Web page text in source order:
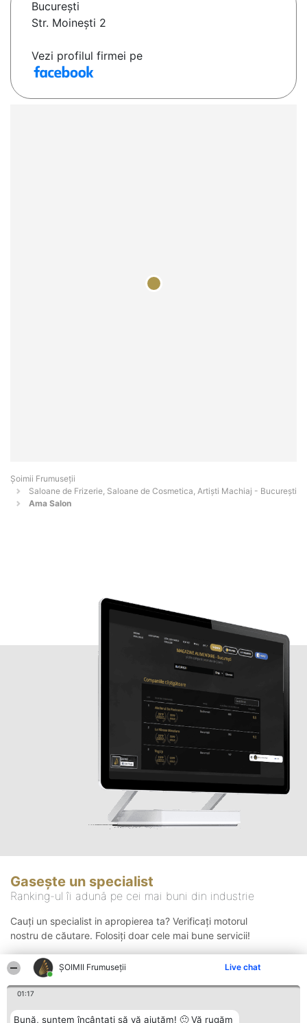
ȘOIMII Frumuseții Live chat
01:17
Bună, suntem încântați să vă ajutăm! 🙂 Vă rugăm
Bucureşti
Str. Moinești 2
Vezi profilul firmei pe
Șoimii Frumuseții
Saloane de Frizerie, Saloane de Cosmetica, Artiști Machiaj - Bucureşti
Ama Salon
Gasește un specialist
Ranking-ul îi adună pe cei mai buni din industrie
Cauți un specialist in apropierea ta? Verificați motorul
nostru de căutare. Folosiți doar cele mai bune servicii!